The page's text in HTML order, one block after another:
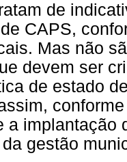
de
CAPS,
Mas não
devem ser
de estado
a implantação
gestão